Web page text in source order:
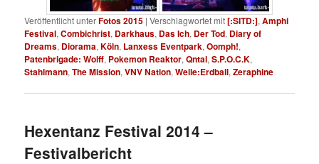
Veröffentlicht unterFotos 2015 |Verschlagwortet mit[:SITD:],Amphi
Festival,Combichrist, Darkhaus, Das Ich, Der Tod, Diary of
Dreams, Diorama,Köln, Lanxess Eventpark,Oomph!,
Patenbrigade: Wolff, Pokemon Reaktor,Qntal,S.P.O.C.K,
Stahlmann,The Mission,VNV Nation,Welle:Erdball,Zeraphine
Hexentanz Festival 2014 –
Festivalbericht